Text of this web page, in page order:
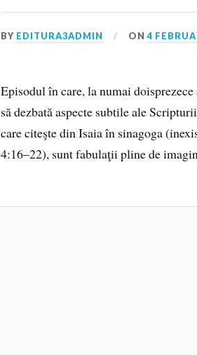
BY EDITURA3ADMIN ON4
Episodul în care, la numai
să dezbată aspecte subtile ale
care citeşte din Isaia în sinagoga
4:16–22), sunt fabulaţii pline de